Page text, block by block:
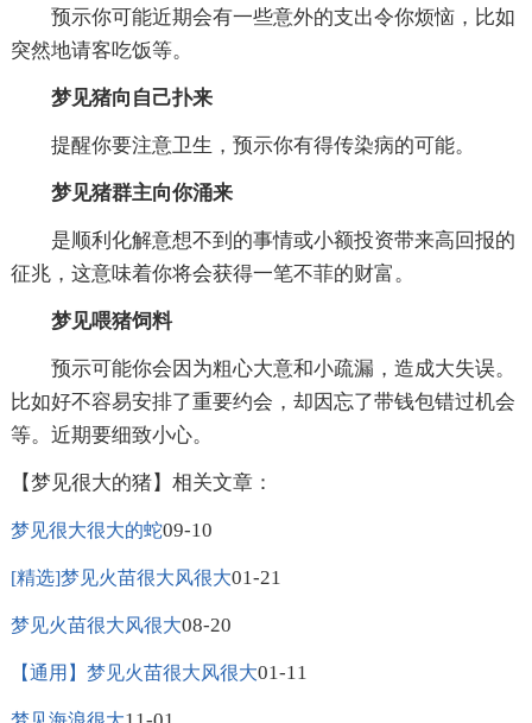
预示你可能近期会有一些意外的支出令你烦恼，比如
突然地请客吃饭等。
梦见猪向自己扑来
提醒你要注意卫生，预示你有得传染病的可能。
梦见猪群主向你涌来
是顺利化解意想不到的事情或小额投资带来高回报的
征兆，这意味着你将会获得一笔不菲的财富。
梦见喂猪饲料
预示可能你会因为粗心大意和小疏漏，造成大失误。
比如好不容易安排了重要约会，却因忘了带钱包错过机会
等。近期要细致小心。
【梦见很大的猪】相关文章：
梦见很大很大的蛇09-10
[精选]梦见火苗很大风很大01-21
梦见火苗很大风很大08-20
【通用】梦见火苗很大风很大01-11